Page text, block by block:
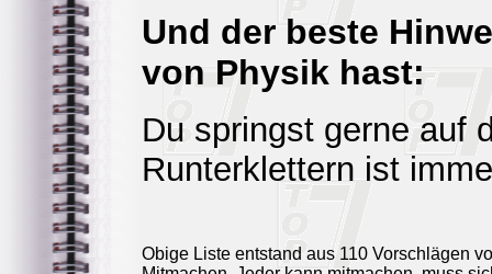
Und der beste
von Physik hast:
Du springst gerne auf
Runterklettern ist
Obige Liste entstand aus 110 Vorschlägen